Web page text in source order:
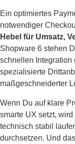
Ein optimiertes
notwendiger
Hebel für Umsatz,
Shopware 6 stehen
schnellen
spezialisierte
maßgeschneiderter
Wenn Du auf klare
smarte UX setzt,
technisch stabil
durchsetzen. Und